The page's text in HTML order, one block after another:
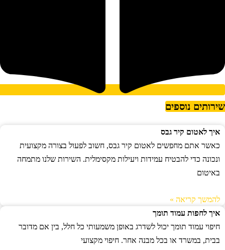
נוספים
איך לאטום קיר גבס
כאשר אתם מחפשים לאטום קיר גבס, חשוב לפעול בצורה מקצועית
ונכונה כדי להבטיח עמידות ויעילות מקסימלית. השירות שלנו מתמחה
באיטום
להמשך קריאה »
איך לחפות עמוד תומך
חיפוי עמוד תומך יכול לשדרג באופן משמעותי כל חלל, בין אם מדובר
בבית, במשרד או בכל מבנה אחר. חיפוי מקצועי